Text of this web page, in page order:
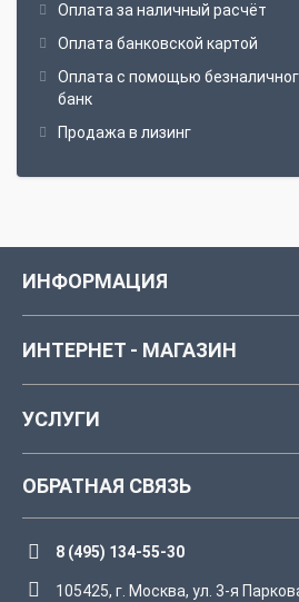
Оплата за наличный расчёт
Оплата банковской картой
Оплата с помощью
банк
Продажа в лизинг
ИНФОРМАЦИЯ
ИНТЕРНЕТ - МАГАЗИН
УСЛУГИ
ОБРАТНАЯ СВЯЗЬ
8 (495) 134-55-30
105425, г. Москва, ул. 3-я